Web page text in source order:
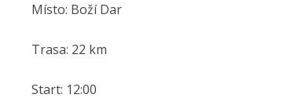
Místo: Boží Dar
Trasa: 22 km
Start: 12:00